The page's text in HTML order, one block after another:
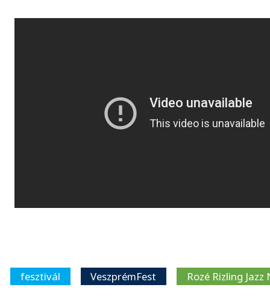
fesztivál VeszprémFest Rozé Rizling Jazz